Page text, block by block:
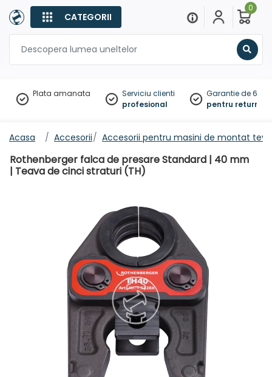
CATEGORII
0
Plata amanata
Serviciu clienti
profesional
Garantie de 60
pentru
Acasa Accesorii Accesorii pentru masini de montat tevi
Rothenberger falca de presare Standard | 40 mm
| Teava de cinci straturi (TH)